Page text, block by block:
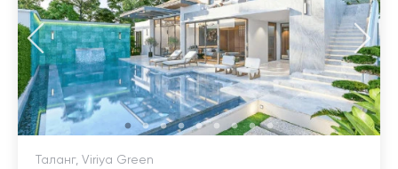
Таланг, Viriya Green